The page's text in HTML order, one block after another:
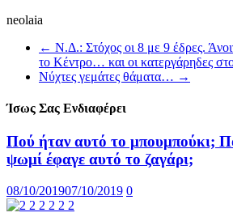
neolaia
← Ν.Δ.: Στόχος οι 8 με 9 έδρες.
το Κέντρο… και οι κατεργάρηδες στο
Νύχτες γεμάτες θάματα… →
Ίσως Σας Ενδιαφέρει
Πού ήταν αυτό το μπουμπούκι;
ψωμί έφαγε αυτό το ζαγάρι;
08/10/201907/10/2019 0